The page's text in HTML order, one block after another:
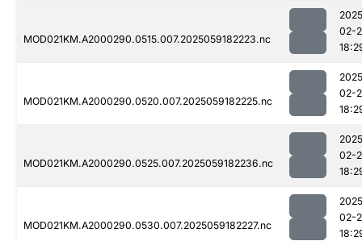
MOD021KM.A2000290.0515.007.2025059182223.nc
02-
MOD021KM.A2000290.0520.007.2025059182225.nc
02-
MOD021KM.A2000290.0525.007.2025059182236.nc
02-
MOD021KM.A2000290.0530.007.2025059182227.nc
02-